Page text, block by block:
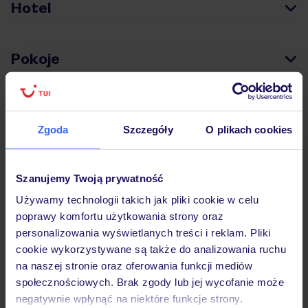
Zgoda Szczegóły O plikach cookies
Szanujemy Twoją prywatność
Używamy technologii takich jak pliki cookie w celu
poprawy komfortu użytkowania strony oraz
personalizowania wyświetlanych treści i reklam. Pliki
cookie wykorzystywane są także do analizowania ruchu
na naszej stronie oraz oferowania funkcji mediów
społecznościowych. Brak zgody lub jej wycofanie może
negatywnie wpłynąć na niektóre funkcje strony.
Hotel
Pokoje
Wyżywienie
Ważne informacje
Często zadawane pytania
Jak zmienić uczestników/osobę zgłaszającą?